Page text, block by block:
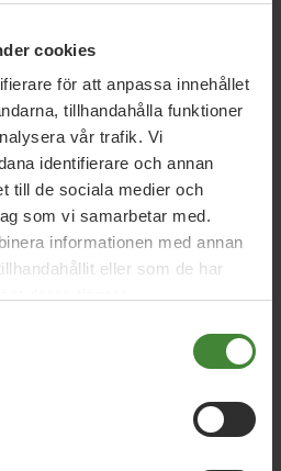
cookies
för att anpassa innehållet
tillhandahålla funktioner
vår trafik. Vi
identifierare och annan
till de sociala medier och
som vi samarbetar med.
informationen med annan
eller som de har
räcker inte –
vinstförbud
aktiebolag hör
aktiebolag i